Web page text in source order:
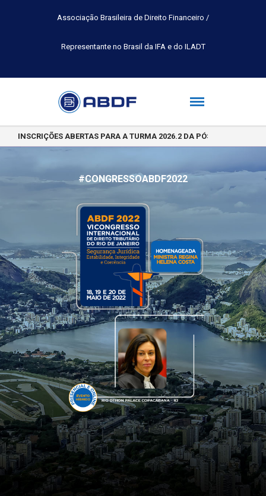
Associação Brasileira de Direito Financeiro /
Representante no Brasil da IFA e do ILADT
INSCRIÇÕES ABERTAS PARA A TURMA 2026.2 DA PÓS-
#CONGRESSOABDF2022